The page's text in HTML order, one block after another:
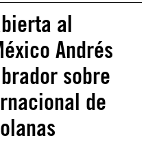
al
Andrés
sobre
de